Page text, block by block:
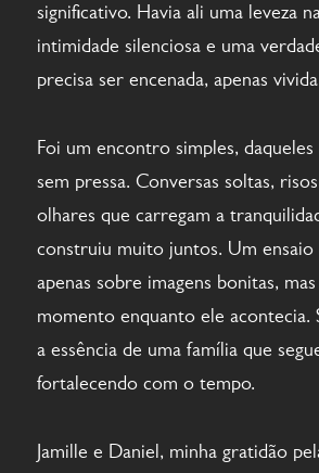
significativo. Havia ali uma leveza
intimidade silenciosa e uma
precisa ser encenada, apenas
Foi um encontro simples,
sem pressa. Conversas soltas,
olhares que carregam a
construiu muito juntos. Um ensaio
apenas sobre imagens bonitas,
momento enquanto ele acontecia.
a essência de uma família que
fortalecendo com o tempo.
Jamille e Daniel, minha gratidão